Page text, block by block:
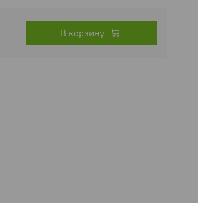
В корзину